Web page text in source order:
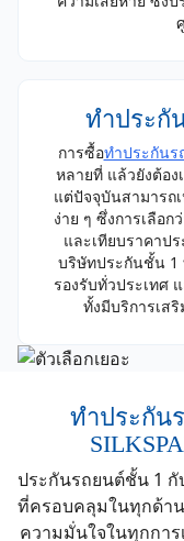
ทำประกั
การซื้อทำประกันร
หลายที่ แล้วยังต้อง
แต่ปัจจุบันสามารถ
ง่าย ๆ ซึ่งการเลือ
และเทียบราคาป
บริษัทประกันชั้น 1
รองรับทั่วประเทศ
ทั้งมีบริการเส
ทำประกัน
ประกันรถยนต์ชั้น 1 กั
ที่ครอบคลุมในทุกด้าน
ความมั่นใจในทุกกา